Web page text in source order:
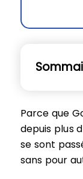
Parce que
depuis plus
se sont
sans pour